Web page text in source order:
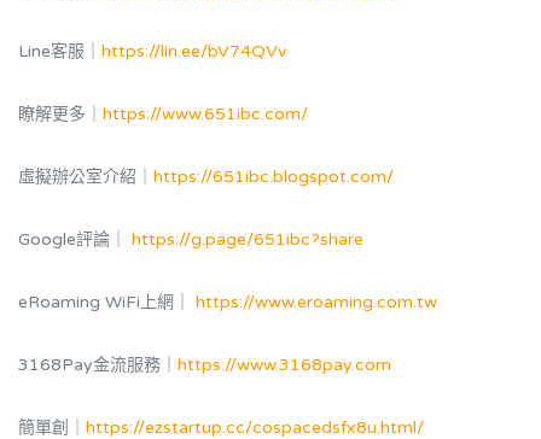
Line客服｜ https://lin.ee/bV74QVv
瞭解更多｜ https://www.651ibc.com/
虛擬辦公室介紹｜ https://651ibc.blogspot.com/
Google評論｜ https://g.page/651ibc?share
eRoaming WiFi上網｜ https://www.eroaming.com.tw
3168Pay金流服務｜ https://www.3168pay.com
簡單創｜ https://ezstartup.cc/cospacedsfx8u.html/